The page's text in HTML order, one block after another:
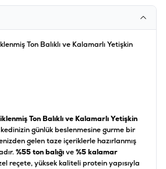
Ton Balıklı ve Kalamarlı Yetişkin
Ton Balıklı ve Kalamarlı Yetişkin
günlük beslenmesine gurme bir
gelen taze içeriklerle hazırlanmış
%55 ton balığıve%5 kalamar
reçete, yüksek kaliteli protein yapısıyla